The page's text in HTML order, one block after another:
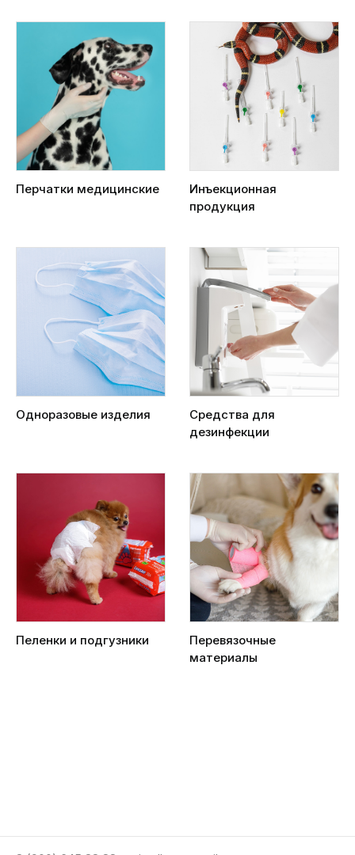
Перчатки медицинские
Инъекционная
продукция
Одноразовые изделия
Средства для
дезинфекции
Пеленки и подгузники
Перевязочные
материалы